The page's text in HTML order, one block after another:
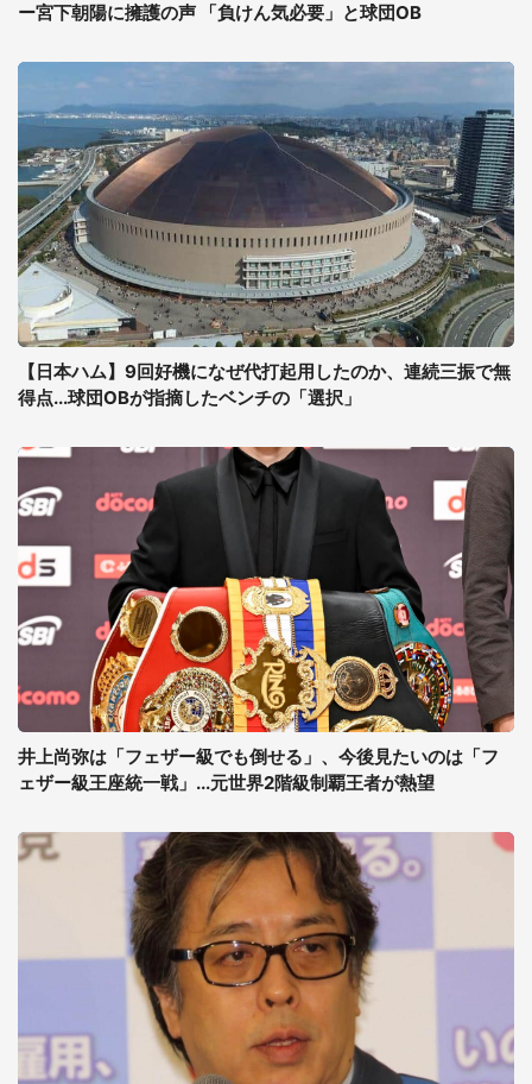
ー宮下朝陽に擁護の声 「負けん気必要」と球団OB
【日本ハム】9回好機になぜ代打起用したのか、連続三振で無
得点...球団OBが指摘したベンチの「選択」
井上尚弥は「フェザー級でも倒せる」、今後見たいのは「フ
ェザー級王座統一戦」...元世界2階級制覇王者が熱望